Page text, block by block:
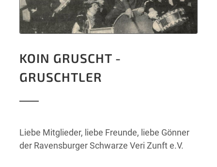
KOIN GRUSCHT -
GRUSCHTLER
Liebe Mitglieder, liebe Freunde, liebe Gönner
der Ravensburger Schwarze Veri Zunft e.V.